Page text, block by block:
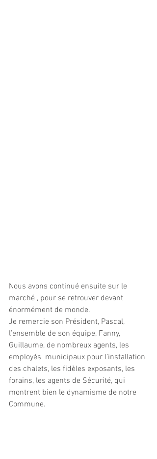
Nous avons continué ensuite sur le
marché , pour se retrouver devant
énormément de monde.
Je remercie son Président, Pascal,
l’ensemble de son équipe, Fanny,
Guillaume, de nombreux agents, les
employés  municipaux pour l’installation
des chalets, les fidèles exposants, les
forains, les agents de Sécurité, qui
montrent bien le dynamisme de notre
Commune.